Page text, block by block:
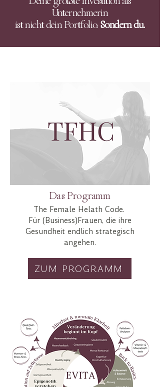
Unternehmerin
ist nicht dein Portfolio. Sondern du.
Das Programm
Ashley Jones
The Female Helath Code.
Für (Business)Frauen, die ihre
Gesundheit endlich strategisch
angehen.
ZUM PROGRAMM